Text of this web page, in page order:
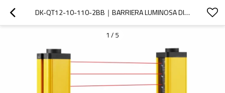
DK-QT12-10-110-2BB｜BARRIERA LUMINOSA DI SICUREZZA｜DADISICK
1 / 5